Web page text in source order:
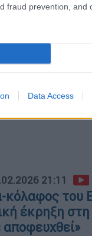
fraud prevention, and
Data Access
της
του γιου
του
ο Άγγελος
21:11
κόλαφος του
έκρηξη
αποφευχθεί»